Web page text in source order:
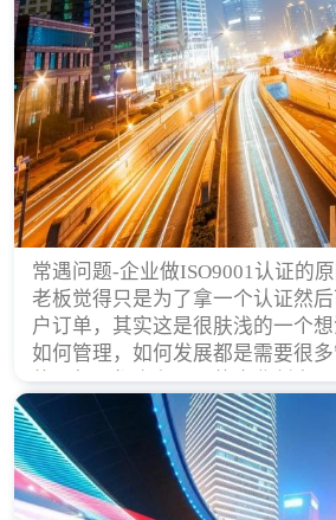
常遇问题-企业做ISO9001认证的
老板觉得只是为了拿一个认证然
户订单，其实这是很肤浅的一个
如何管理，如何发展都是需要很
的，每天都会有不同的企业创立
实一个企业的合法，有质量保证了
认证体现价值的时候，那么键锋小
做ISO9001认证的根本原因。